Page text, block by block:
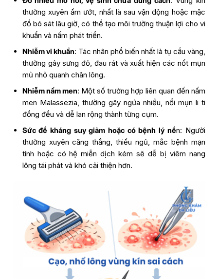
thường xuyên ẩm ướt, nhất là sau vận động hoặc mặc
đồ bó sát lâu giờ, có thể tạo môi trường thuận lợi cho vi
khuẩn và nấm phát triển.
Nhiễm vi khuẩn: Tác nhân phổ biến nhất là tụ cầu vàng,
thường gây sưng đỏ, đau rát và xuất hiện các nốt mụn
mủ nhỏ quanh chân lông.
Nhiễm nấm men: Một số trường hợp liên quan đến nấm
men Malassezia, thường gây ngứa nhiều, nổi mụn li ti
đồng đều và dễ lan rộng thành từng cụm.
Sức đề kháng suy giảm hoặc có bệnh lý nền: Người
thường xuyên căng thẳng, thiếu ngủ, mắc bệnh mạn
tính hoặc có hệ miễn dịch kém sẽ dễ bị viêm nang
lông tái phát và khó cải thiện hơn.